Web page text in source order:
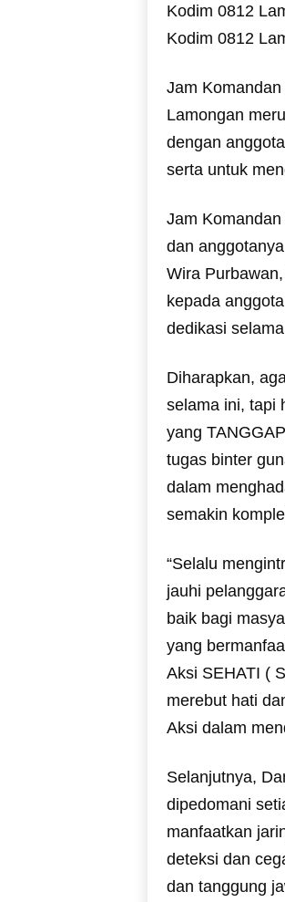
Kodim 0812
Kodim 0812
Jam
Lamongan
dengan
serta untuk
Jam
dan
Wira
kepada
dedikasi
Diharapkan,
selama ini, tapi
yang
tugas binter
dalam
semakin
“Selalu
jauhi
baik bagi
yang
Aksi SEHATI (
merebut hati
Aksi dalam
Selanjutnya,
dipedomani
manfaatkan
deteksi dan
dan tanggung